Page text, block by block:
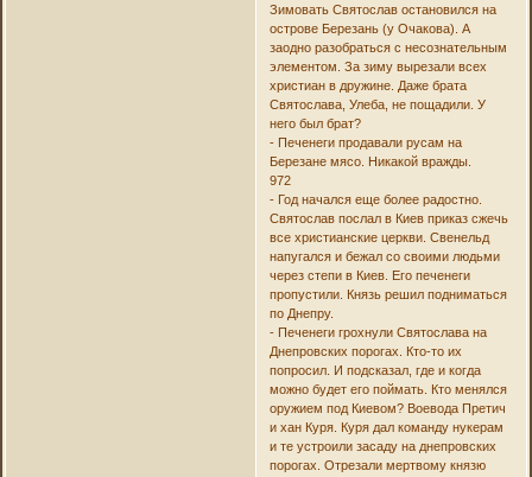
Зимовать Святослав остановился на
острове Березань (у Очакова). А
заодно разобраться с несознательным
элементом. За зиму вырезали всех
христиан в дружине. Даже брата
Святослава, Улеба, не пощадили. У
него был брат?
- Печенеги продавали русам на
Березане мясо. Никакой вражды.
972
- Год начался еще более радостно.
Святослав послал в Киев приказ сжечь
все христианские церкви. Свенельд
напугался и бежал со своими людьми
через степи в Киев. Его печенеги
пропустили. Князь решил подниматься
по Днепру.
- Печенеги грохнули Святослава на
Днепровских порогах. Кто-то их
попросил. И подсказал, где и когда
можно будет его поймать. Кто менялся
оружием под Киевом? Воевода Претич
и хан Куря. Куря дал команду нукерам
и те устроили засаду на днепровских
порогах. Отрезали мертвому князю